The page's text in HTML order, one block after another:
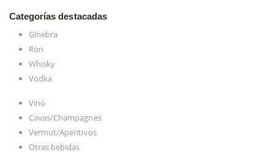
Categorías destacadas
Ginebra
Ron
Whisky
Vodka
Vino
Cavas/Champagnes
Vermut/Aperitivos
Otras bebidas